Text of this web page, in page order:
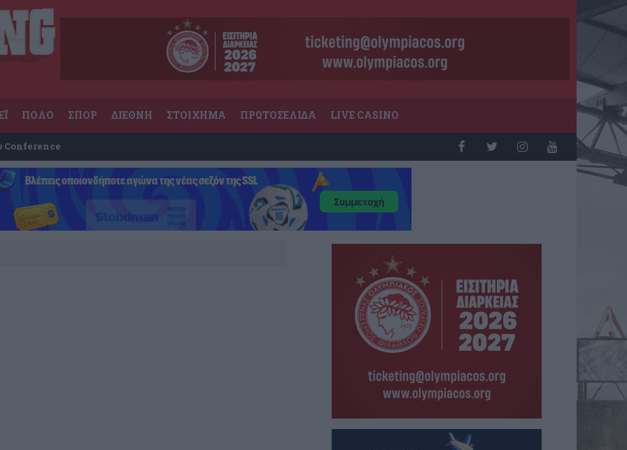
ΠΟΛΟ ΣΠΟΡ ΔΙΕΘΝΗ ΣΤΟΙΧΗΜΑ ΠΡΩΤΟΣΕΛΙΔΑ LIVE CASINO
Conference